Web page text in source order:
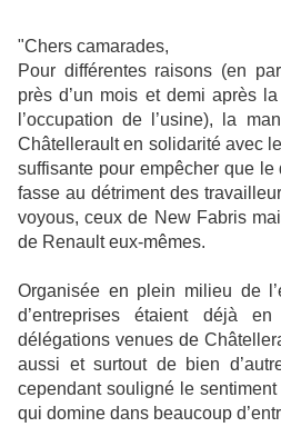
"Chers camarades,
Pour différentes raisons (en
près d’un mois et demi après
l’occupation de l’usine), la
Châtellerault en solidarité avec
suffisante pour empêcher que
fasse au détriment des
voyous, ceux de New Fabris
de Renault eux-mêmes.
Organisée en plein milieu de
d’entreprises étaient déjà
délégations venues de
aussi et surtout de bien
cependant souligné le
qui domine dans beaucoup